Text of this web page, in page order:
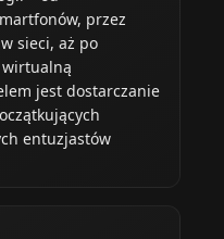
przez
sieci, aż po
wirtualną
jest dostarczanie
entuzjastów